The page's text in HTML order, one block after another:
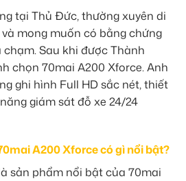
tại Thủ Đức, thường xuyên di
mong muốn có bằng chứng
Sau khi được Thành
chọn 70mai A200 Xforce. Anh
ghi hình Full HD sắc nét, thiết
giám sát đỗ xe 24/24
A200 Xforce có gì nổi bật?
sản phẩm nổi bật của 70mai